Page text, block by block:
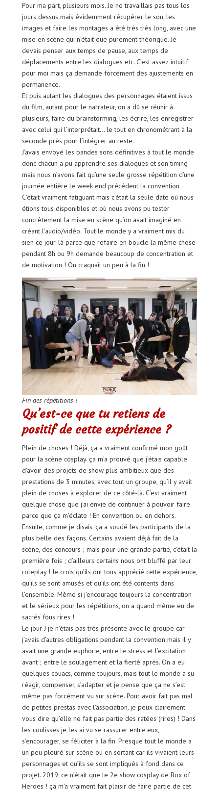
Pour ma part, plusieurs mois. Je ne travaillais pas tous les
jours dessus mais évidemment récupérer le son, les
images et faire les montages a été très très long, avec une
mise en scène qui n’était que purement théorique. Je
devais penser aux temps de pause, aux temps de
déplacements entre les dialogues etc. C’est assez intuitif
pour moi mais ça demande forcément des ajustements en
permanence.
Et puis autant les dialogues des personnages étaient issus
du film, autant pour le narrateur, on a dû se réunir à
plusieurs, faire du brainstorming, les écrire, les enregistrer
avec celui qui l’interprétait… le tout en chronométrant à la
seconde près pour l’intégrer au reste.
J’avais envoyé les bandes sons définitives à tout le monde
donc chacun a pu apprendre ses dialogues et son timing
mais nous n’avons fait qu’une seule grosse répétition d’une
journée entière le week end précédent la convention.
C’était vraiment fatiguant mais c’était la seule date où nous
étions tous disponibles et où nous avons pu tester
concrètement la mise en scène qu’on avait imaginé en
créant l’audio/vidéo. Tout le monde y a vraiment mis du
sien ce jour-là parce que refaire en boucle la même chose
pendant 8h ou 9h demande beaucoup de concentration et
de motivation ! On craquait un peu à la fin !
Fin des répétitions !
Qu’est-ce que tu retiens de
positif de cette expérience ?
Plein de choses ! Déjà, ça a vraiment confirmé mon goût
pour la scène cosplay. ça m’a prouvé que j’étais capable
d’avoir des projets de show plus ambitieux que des
prestations de 3 minutes, avec tout un groupe, qu’il y avait
plein de choses à explorer de ce côté-là. C’est vraiment
quelque chose que j’ai envie de continuer à pouvoir faire
parce que ça m’éclate ! En convention ou en dehors.
Ensuite, comme je disais, ça a soudé les participants de la
plus belle des façons. Certains avaient déjà fait de la
scène, des concours ; mais pour une grande partie, c’était la
première fois ; d’ailleurs certains nous ont bluffé par leur
roleplay ! Je crois qu’ils ont tous apprécié cette expérience,
qu’ils se sont amusés et qu’ils ont été contents dans
l’ensemble. Même si j’encourage toujours la concentration
et le sérieux pour les répétitions, on a quand même eu de
sacrés fous rires !
Le jour J je n’étais pas très présente avec le groupe car
j’avais d’autres obligations pendant la convention mais il y
avait une grande euphorie, entre le stress et l’excitation
avant ; entre le soulagement et la fierté après. On a eu
quelques couacs, comme toujours, mais tout le monde a su
réagir, compenser, s’adapter et je pense que ça ne s’est
même pas forcément vu sur scène. Pour avoir fait pas mal
de petites prestas avec l’association, je peux clairement
vous dire qu’elle ne fait pas partie des ratées (rires) ! Dans
les coulisses je les ai vu se rassurer entre eux,
s’encourager, se féliciter à la fin. Presque tout le monde a
un peu pleuré sur scène ou en sortant car ils vivaient leurs
personnages et qu’ils se sont impliqués à fond dans ce
projet. 2019, ce n’était que le 2e show cosplay de Box of
Heroes ! ça m’a vraiment fait plaisir de faire partie de cet